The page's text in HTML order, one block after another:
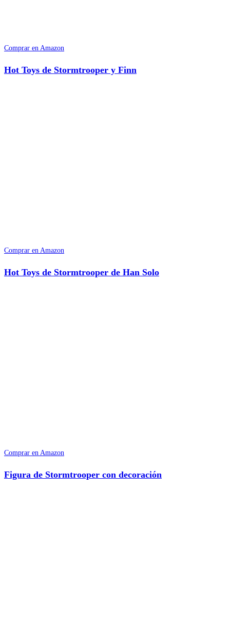
Comprar en Amazon
Hot Toys de Stormtrooper y Finn
Comprar en Amazon
Hot Toys de Stormtrooper de Han Solo
Comprar en Amazon
Figura de Stormtrooper con decoración